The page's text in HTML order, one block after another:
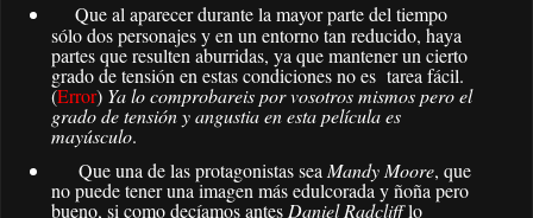
Que al aparecer durante la mayor parte del tiempo
sólo dos personajes y en un entorno tan reducido, haya
partes que resulten aburridas, ya que mantener un cierto
grado de tensión en estas condiciones no es tarea fácil.
(Error) Ya lo comprobareis por vosotros mismos pero el
grado de tensión y angustia en esta película es
mayúsculo.
Que una de las protagonistas seaMandy Moore, que
no puede tener una imagen más edulcorada y ñoña pero
bueno, si como decíamos antesDaniel Radclifflo